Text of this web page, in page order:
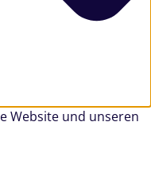
Website und unseren